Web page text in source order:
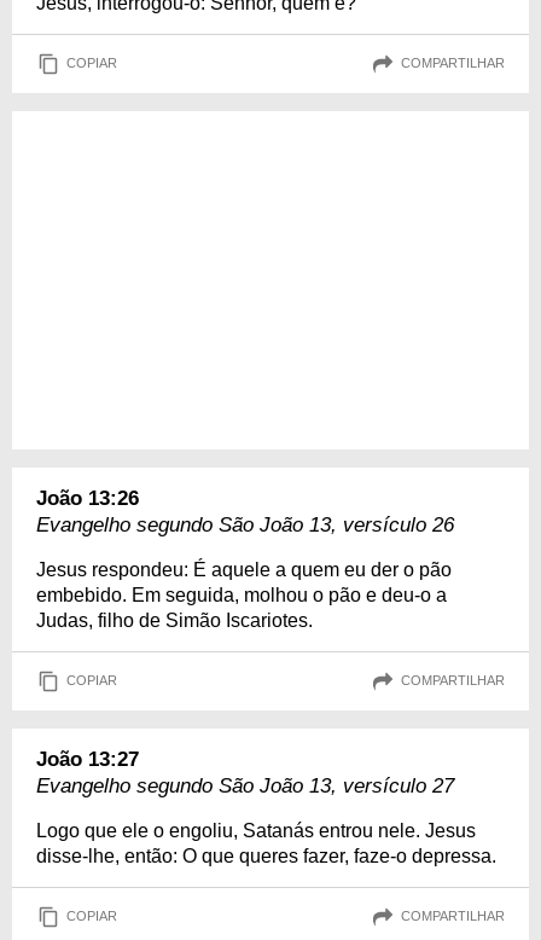
COPIAR COMPARTILHAR
João 13:26
Evangelho segundo São João 13, versículo 26
Jesus respondeu: É aquele a quem eu der o pão
embebido. Em seguida, molhou o pão e deu-o a
Judas, filho de Simão Iscariotes.
COPIAR COMPARTILHAR
João 13:27
Evangelho segundo São João 13, versículo 27
Logo que ele o engoliu, Satanás entrou nele. Jesus
disse-lhe, então: O que queres fazer, faze-o depressa.
COPIAR COMPARTILHAR